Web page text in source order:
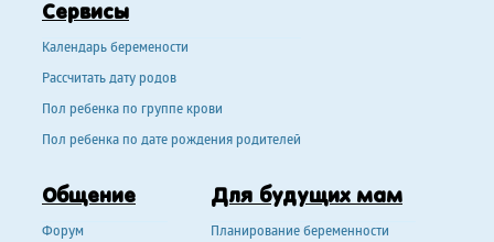
Сервисы
Календарь беремености
Рассчитать дату родов
Пол ребенка по группе крови
Пол ребенка по дате рождения родителей
Общение
Форум
Для будущих мам
Планирование беременности